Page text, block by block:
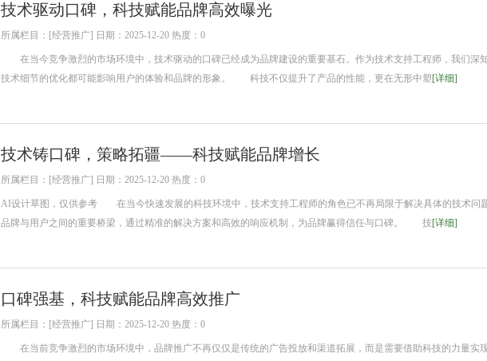
技术驱动口碑，科技赋能品牌高效曝光
所属栏目：[经营推广] 日期：2025-12-20 热度：0
在当今竞争激烈的市场环境中，技术驱动的口碑已经成为品牌建设的重要基石。作为技术支持工程师，我们深
技术细节的优化都可能影响用户的体验和品牌的形象。 科技不仅提升了产品的性能，更在无形中塑[详细]
技术铸口碑，策略拓疆——科技赋能品牌增长
所属栏目：[经营推广] 日期：2025-12-20 热度：0
AI设计草图，仅供参考 在当今快速发展的科技环境中，技术支持工程师的角色已不再局限于解决具体的技术问
品牌与用户之间的重要桥梁，通过精准的解决方案和高效的响应机制，为品牌赢得信任与口碑。 技[详细]
口碑强基，科技赋能品牌高效推广
所属栏目：[经营推广] 日期：2025-12-20 热度：0
在当前竞争激烈的市场环境中，品牌推广不再仅仅是传统的广告投放和渠道拓展，而是需要借助科技的力量实